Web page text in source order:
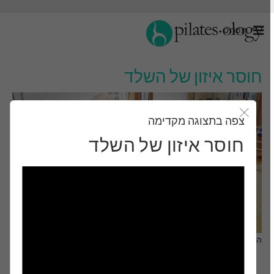
תַפרִיט
חוסר איזון של השלד
סגור את מודאל
צפה בתצוגה מקדימה
חוסר איזון של השלד
התבונן ותלמד